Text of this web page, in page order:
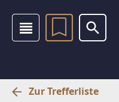
Zur Trefferliste